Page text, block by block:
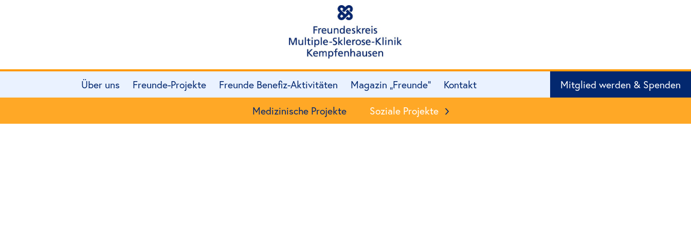
Mitglied werden & Spenden
Über uns Freunde-Projekte Freunde Benefiz-Aktivitäten Magazin „Freunde“ Kontakt
Medizinische Projekte Soziale Projekte